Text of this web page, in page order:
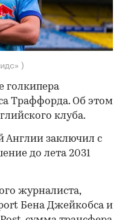
)
голкипера
Траффорда. Об этом
клуба.
Англии заключил с
до лета 2031
журналиста,
Бена Джейкобса и